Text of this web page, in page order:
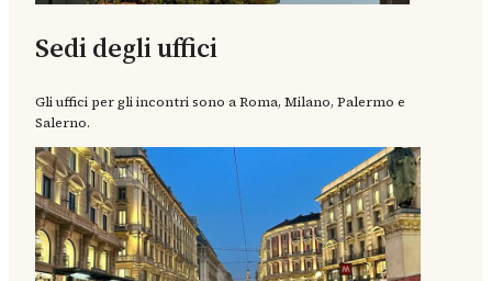
Sedi degli uffici
Gli uffici per gli incontri sono a Roma, Milano, Palermo e
Salerno.